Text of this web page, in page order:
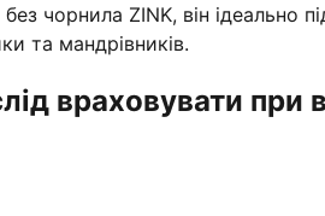
чорнила ZINK, він ідеально
та мандрівників.
враховувати при